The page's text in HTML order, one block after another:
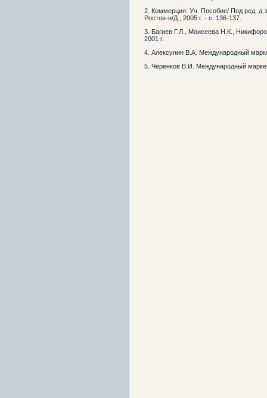
2. Коммерция: Уч. Пособие/ Под ред.
Ростов-н/Д., 2005 г. - с. 136-137.
3. Багиев Г.Л., Моисеева Н.К.,
2001 г.
4. Алексунин В.А. Международный
5. Черенков В.И. Международный